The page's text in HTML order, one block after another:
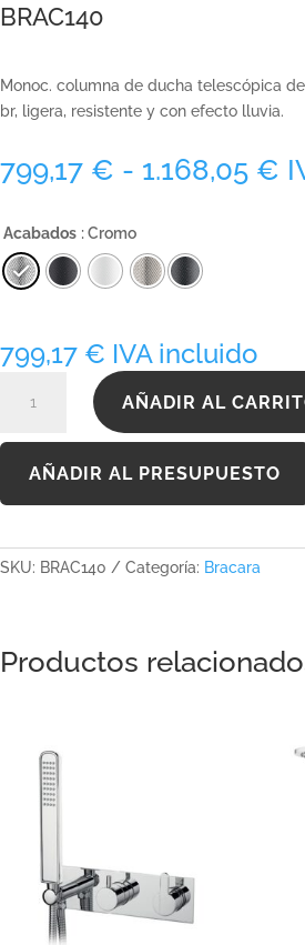
BRAC140
Monoc. columna de ducha telescópica
br, ligera, resistente y con efecto lluvia.
799,17 € - 1.168,05 €
Acabados : Cromo
799,17 € IVA incluido
cantidad
AÑADIR AL
AÑADIR AL PRESUPUESTO
SKU: BRAC140 Categoría: Bracara
Productos